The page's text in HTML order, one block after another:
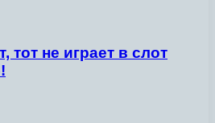
тот не играет в слот